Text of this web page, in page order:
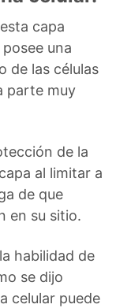
capa
una
de las células
parte muy
de la
al limitar a
de que
en su sitio.
habilidad de
se dijo
celular puede